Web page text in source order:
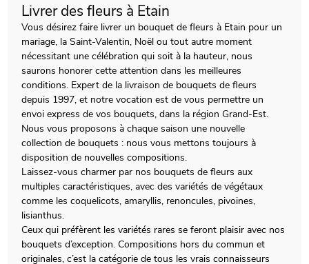
Livrer des fleurs à Etain
Vous désirez faire livrer un bouquet de fleurs à Etain pour un
mariage, la Saint-Valentin, Noël ou tout autre moment
nécessitant une célébration qui soit à la hauteur, nous
saurons honorer cette attention dans les meilleures
conditions. Expert de la livraison de bouquets de fleurs
depuis 1997, et notre vocation est de vous permettre un
envoi express de vos bouquets, dans la région Grand-Est.
Nous vous proposons à chaque saison une nouvelle
collection de bouquets : nous vous mettons toujours à
disposition de nouvelles compositions.
Laissez-vous charmer par nos bouquets de fleurs aux
multiples caractéristiques, avec des variétés de végétaux
comme les coquelicots, amaryllis, renoncules, pivoines,
lisianthus.
Ceux qui préfèrent les variétés rares se feront plaisir avec nos
bouquets d’exception. Compositions hors du commun et
originales, c’est la catégorie de tous les vrais connaisseurs